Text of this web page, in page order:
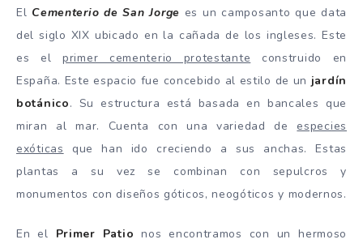
El Cementerio de San Jorge es un camposanto que data
del siglo XIX ubicado en la cañada de los ingleses. Este
es elprimer cementerio protestante construido en
España. Este espacio fue concebido al estilo de un jardín
botánico. Su estructura está basada en bancales que
miran al mar. Cuenta con una variedad de especies
exóticas que han ido creciendo a sus anchas. Estas
plantas a su vez se combinan con sepulcros y
monumentos con diseños góticos, neogóticos y modernos.
En el Primer Patio nos encontramos con un hermoso